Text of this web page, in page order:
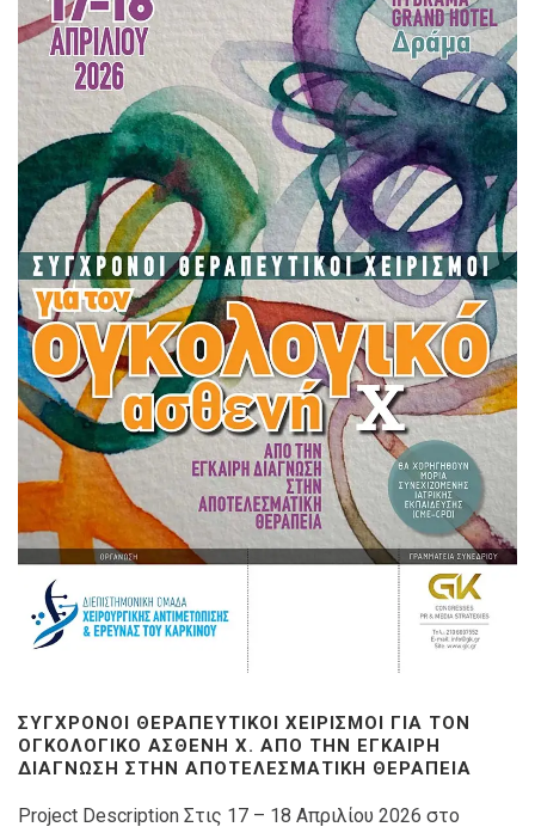
ΣΎΓΧΡΟΝΟΙ ΘΕΡΑΠΕΥΤΙΚΟΊ ΧΕΙΡΙΣΜΟΊ ΓΙΑ ΤΟΝ
ΟΓΚΟΛΟΓΙΚΌ ΑΣΘΕΝΉ X. ΑΠΌ ΤΗΝ ΈΓΚΑΙΡΗ
ΔΙΆΓΝΩΣΗ ΣΤΗΝ ΑΠΟΤΕΛΕΣΜΑΤΙΚΉ ΘΕΡΑΠΕΊΑ
Project Description Στις 17 – 18 Απριλίου 2026 στο